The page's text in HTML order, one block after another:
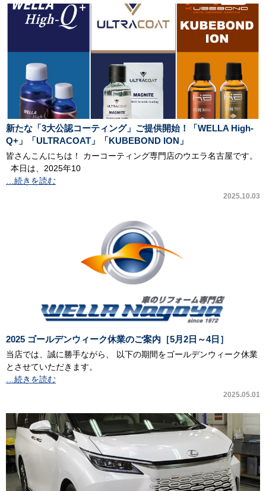
新たな「3大公認コーティング」ご提供開始！「WELLA High-
Q+」「ULTRACOAT」「KUBEBOND ION」
皆さんこんにちは！ カーコーティング専門店のウエラ名古屋です。
本日は、2025年10
…続きを読む
2025.10.03
2025 ゴールデンウィーク休業のご案内［5月2日～4日］
当店では、誠に勝手ながら、 以下の期間をゴールデンウィーク休業
とさせていただきます。
…続きを読む
2025.05.01